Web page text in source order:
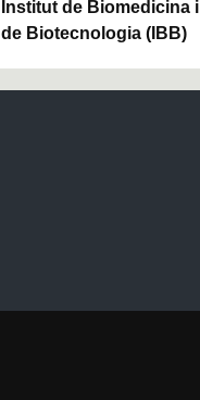
Institut de Biomedicina i
de Biotecnologia (IBB)